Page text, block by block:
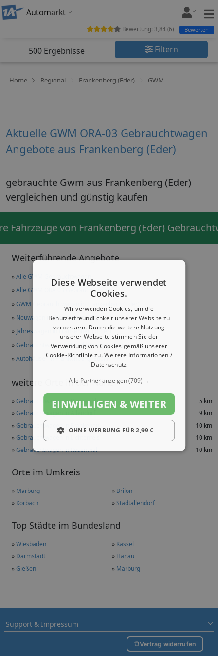
Automarkt
500 Ergebnisse Filtern
Home Regional Frankenberg (Eder) GWM
Weiterführende Angebote
»Alle GWM Gebrauchtwagen
»Alle GWM ORA 03 Gebrauchtwagen
»GWM Gebrauchtwagen in Frankenberg (Eder)
» Neuwagen in Frankenberg (Eder)
» Jahreswagen in Frankenberg (Eder)
»Gebrauchtwagen in Frankenberg (Eder)
»Autohäuser in Frankenberg (Eder)
weitere Orte in der Nähe
»Gebrauchtwagen in Burgwald
5 km
»Gebrauchtwagen in Allendorf
9 km
»Gebrauchtwagen in Frankenau
10 km
»Gebrauchtwagen in Lichtenfels
10 km
»Gebrauchtwagen in Rosenthal 10 km
Orte im Umkreis
» Marburg » Brilon
» Korbach »Stadtallendorf
Top Städte im Bundesland
»Wiesbaden » Kassel
» Darmstadt » Hanau
»Gießen » Marburg
Bewertung: 3,84 (6) Bewerten
Aktuelle GWM ORA-03 Gebrauchtwagen
Angebote aus Frankenberg (Eder)
gebrauchte Gwm aus Frankenberg (Eder)
vergleichen und günstig kaufen
Fahrzeuge von Frankenberg (Eder)
Support & Impressum
Vertrag widerrufen
Diese Webseite verwendet
Cookies.
Wir verwenden Cookies, um die
Benutzerfreundlichkeit unserer Website zu
verbessern. Durch die weitere Nutzung
unserer Webseite stimmen Sie der
Verwendung von Cookies gemäß unserer
Cookie-Richtlinie zu.Weitere Informationen /
Datenschutz
Alle Partner anzeigen(709) →
EINWILLIGEN & WEITER
OHNE WERBUNG FÜR 2,99 €